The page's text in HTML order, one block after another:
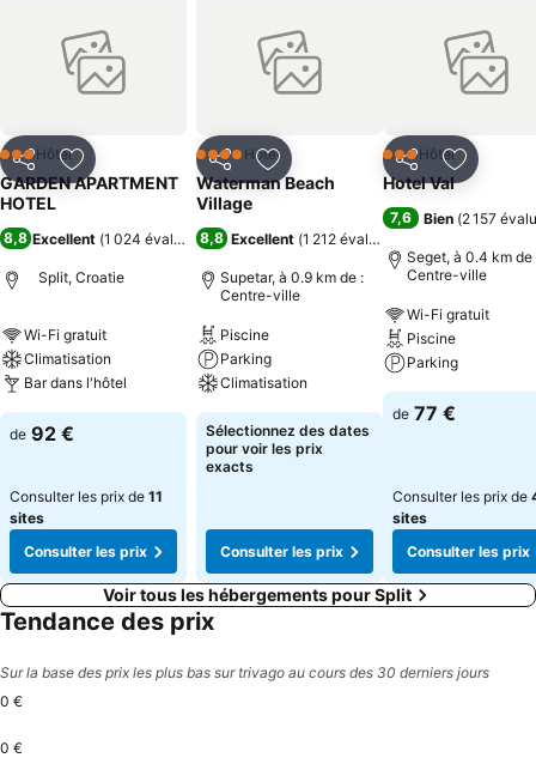
PartagerAjouter à mes favoris
3 ÉtoilesHôtel
GARDEN APARTMENT
HOTEL
8,8 Excellent (1 024 évaluations)
Split, Croatie
Wi-Fi gratuit
Climatisation
Bar dans l'hôtel
de 92 €
Consulter les prix de 11
sites
Consulter les prix
PartagerAjouter à mes favoris
4 ÉtoilesHôtel
Waterman Beach
Village
8,8 Excellent (1 212 évaluations
Supetar, à 0.9 km de :
Centre-ville
Piscine
Parking
Climatisation
Sélectionnez des dates
pour voir les prix
exacts
Consulter les prix
PartagerAjouter
3 ÉtoilesHôtel
Hotel Val
7,6 Bien (2 157
Seget, à 0.4 km de
Centre-ville
Wi-Fi gratuit
Piscine
Parking
de 77 €
Consulter les prix de
sites
Consulter les prix
Voir tous les hébergements pour Split
Tendance des prix
Sur la base des prix les plus bas sur trivago au cours des 30 derniers jours
0 €
0 €